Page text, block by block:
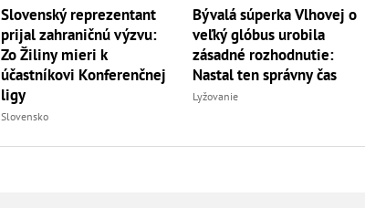
Slovenský reprezentant
prijal zahraničnú výzvu:
Zo Žiliny mieri k
účastníkovi Konferenčnej
ligy
Slovensko
Bývalá súperka Vlhovej o
veľký glóbus urobila
zásadné rozhodnutie:
Nastal ten správny čas
Lyžovanie